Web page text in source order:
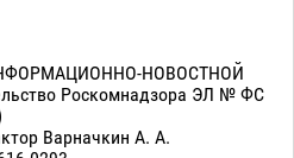
НОВОСТНОЙ
Роскомнадзора ЭЛ № ФС
Варначкин А. А.